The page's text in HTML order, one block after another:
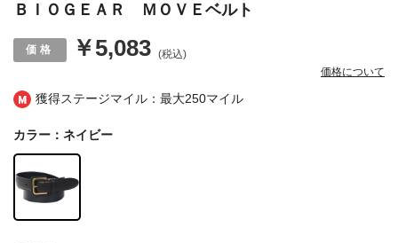
獲得ステージマイル：最大250マイル
ＢＩＯＧＥＡＲ ＭＯＶＥベルト
￥5,083 (税込)
価格について
カラー：ネイビー